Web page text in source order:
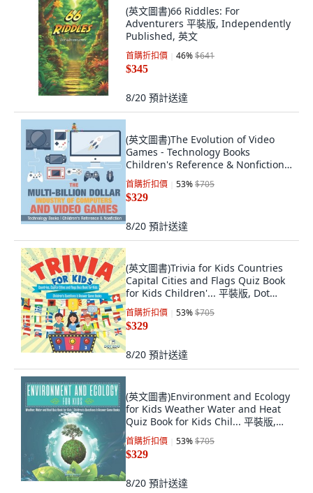
(英文圖書)66 Riddles: For
Adventurers 平裝版, Independently
Published, 英文
首購折扣價 46%$641
$345
8/20 預計送達
(英文圖書)The Evolution of Video
Games - Technology Books
Children's Reference & Nonfiction
平裝版, Baby Professor, 英文
首購折扣價 53%$705
$329
8/20 預計送達
(英文圖書)Trivia for Kids Countries
Capital Cities and Flags Quiz Book
for Kids Children'... 平裝版, Dot
Edu, 英文
首購折扣價 53%$705
$329
8/20 預計送達
(英文圖書)Environment and Ecology
for Kids Weather Water and Heat
Quiz Book for Kids Chil... 平裝版,
Dot Edu, 英文
首購折扣價 53%$705
$329
8/20 預計送達